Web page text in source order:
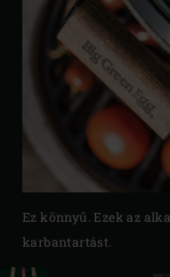
Ez könnyű. Ezek az
karbantartást.